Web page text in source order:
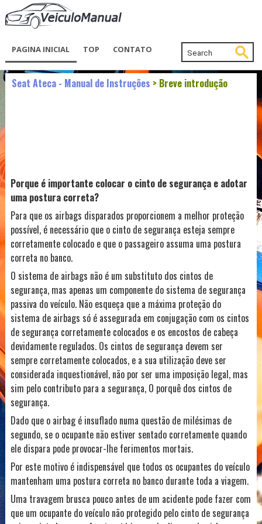
PAGINA INICIAL TOP CONTATO
Seat Ateca - Manual de Instruções > Breve introdução
Porque é importante colocar o cinto de segurança e adotar
uma postura correta?
Para que os airbags disparados proporcionem a melhor proteção
possível, é necessário que o cinto de segurança esteja sempre
corretamente colocado e que o passageiro assuma uma postura
correta no banco.
O sistema de airbags não é um substituto dos cintos de
segurança, mas apenas um componente do sistema de segurança
passiva do veículo. Não esqueça que a máxima proteção do
sistema de airbags só é assegurada em conjugação com os cintos
de segurança corretamente colocados e os encostos de cabeça
devidamente regulados. Os cintos de segurança devem ser
sempre corretamente colocados, e a sua utilização deve ser
considerada inquestionável, não por ser uma imposição legal, mas
sim pelo contributo para a segurança, O porquê dos cintos de
segurança.
Dado que o airbag é insuflado numa questão de milésimas de
segundo, se o ocupante não estiver sentado corretamente quando
ele dispara pode provocar-lhe ferimentos mortais.
Por este motivo é indispensável que todos os ocupantes do veículo
mantenham uma postura correta no banco durante toda a viagem.
Uma travagem brusca pouco antes de um acidente pode fazer com
que um ocupante do veículo não protegido pelo cinto de segurança